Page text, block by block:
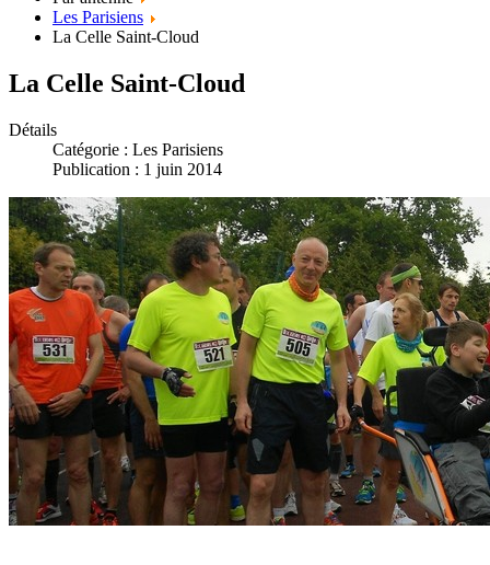
Les Parisiens
La Celle Saint-Cloud
La Celle Saint-Cloud
Détails
Catégorie : Les Parisiens
Publication : 1 juin 2014